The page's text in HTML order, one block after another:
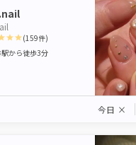
4 5
(159件)
から徒歩3分
今日 ×